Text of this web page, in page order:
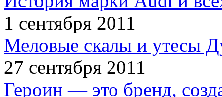
1 сентября 2011
Меловые скалы и утесы
27 сентября 2011
Героин — это бренд,